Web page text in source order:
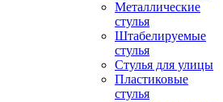
Металлические
стулья
Штабелируемые
стулья
Стулья для улицы
Пластиковые
стулья